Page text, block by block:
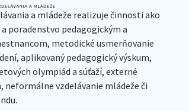
a mládeže realizuje činnosti ako
poradenstvo pedagogickým a
metodické usmerňovanie
aplikovaný pedagogický výskum,
olympiád a súťaží, externé
neformálne vzdelávanie mládeže či